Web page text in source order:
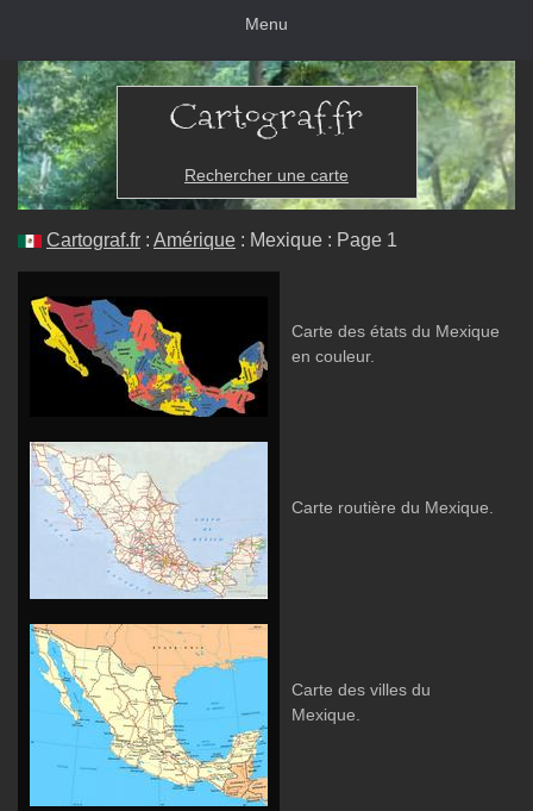
Menu
Rechercher une carte
Cartograf.fr : Amérique : Mexique : Page 1
Carte des états du Mexique
en couleur.
Carte routière du Mexique.
Carte des villes du
Mexique.